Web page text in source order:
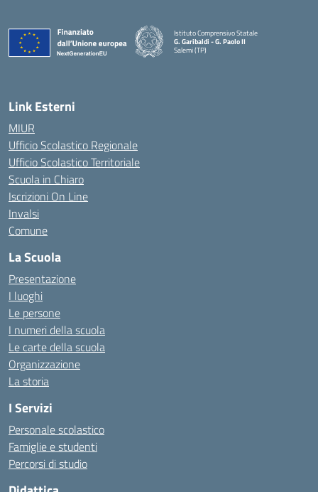
Istituto Comprensivo Statale
G. Garibaldi - G. Paolo II
Salemi (TP)
Link Esterni
MIUR
Ufficio Scolastico Regionale
Ufficio Scolastico Territoriale
Scuola in Chiaro
Iscrizioni On Line
Invalsi
Comune
La Scuola
Presentazione
I luoghi
Le persone
I numeri della scuola
Le carte della scuola
Organizzazione
La storia
I Servizi
Personale scolastico
Famiglie e studenti
Percorsi di studio